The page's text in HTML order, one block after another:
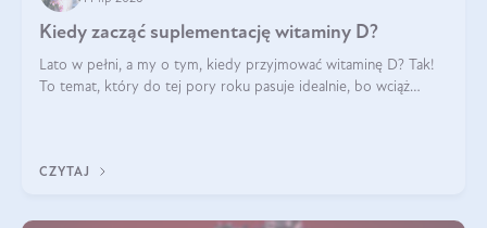
Kiedy zacząć suplementację witaminy D?
Lato w pełni, a my o tym, kiedy przyjmować witaminę D? Tak!
To temat, który do tej pory roku pasuje idealnie, bo wciąż
CZYTAJ